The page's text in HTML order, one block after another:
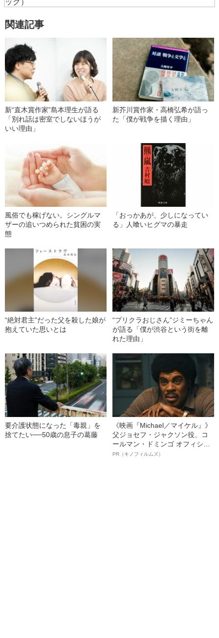
ック）
関連記事
新“直木賞作家”島本理生が語る
「別れ話は密室でしないほうが
いい理由」
新芥川賞作家・高橋弘希が語っ
た「僕が戦争を描く理由」
風俗でも稼げない。シングルマ
ザーの追いつめられた貧困の実
態
「おっかあが、少しになってい
る」人喰いヒグマの暴走
“絶対君主”だった父を殺した娘が
抱えていた思いとは
“プリクラおじさん”ジミーちゃん
が語る「僕が渋谷という街を離
れた理由」
要介護状態になった「毒親」を
捨てたい──50歳の息子の葛藤
《映画『Michael／マイケル』》
父ジョセフ・ジャクソン役、コ
ールマン・ドミンゴ オフィシャ
ルインタビュー“観客を魅了した
PR（キノフィルムズ）